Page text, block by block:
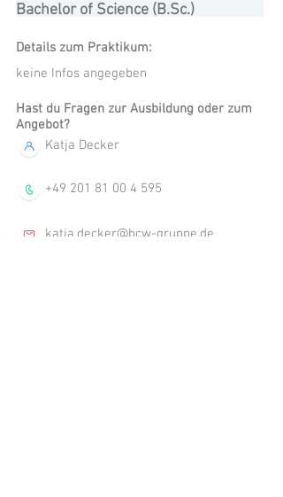
Bachelor of Science (B.Sc.)
Wirtschaftspsychologie
Details zum Praktikum:
keine Infos angegeben
Hast du Fragen zur Ausbildung oder zum
Angebot?
Katja Decker
+49 201 81 00 4 595
katja.decker@bcw-gruppe.de